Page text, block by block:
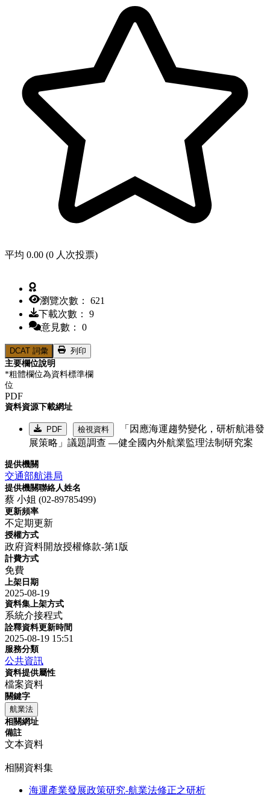
平均 0.00 (0 人次投票)
瀏覽次數： 621
下載次數： 9
意見數： 0
DCAT 詞彙
列印
主要欄位說明
*粗體欄位為資料標準欄
位
PDF
資料資源下載網址
PDF 檢視資料
「因應海運趨勢變化，研析航港發
展策略」議題調查 —健全國內外航業監理法制研究案
提供機關
交通部航港局
提供機關聯絡人姓名
蔡 小姐 (02-89785499)
更新頻率
不定期更新
授權方式
政府資料開放授權條款-第1版
計費方式
免費
上架日期
2025-08-19
資料集上架方式
系統介接程式
詮釋資料更新時間
2025-08-19 15:51
服務分類
公共資訊
資料提供屬性
檔案資料
關鍵字
航業法
相關網址
備註
文本資料
相關資料集
海運產業發展政策研究-航業法修正之研析